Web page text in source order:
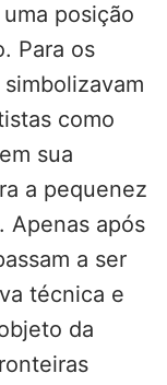
posição
Para os
como
sua
a pequenez
Apenas após
a ser
técnica e
da